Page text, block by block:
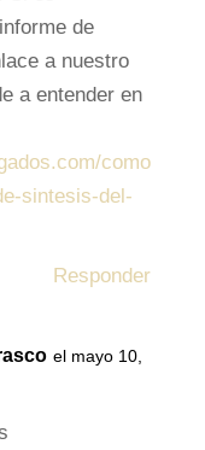
de
a nuestro
a entender en
como
sintesis-del-
Responder
el mayo 10,